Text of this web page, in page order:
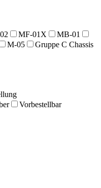
MF-01X
MB-01
M-05 Gruppe C Chassis
Vorbestellbar